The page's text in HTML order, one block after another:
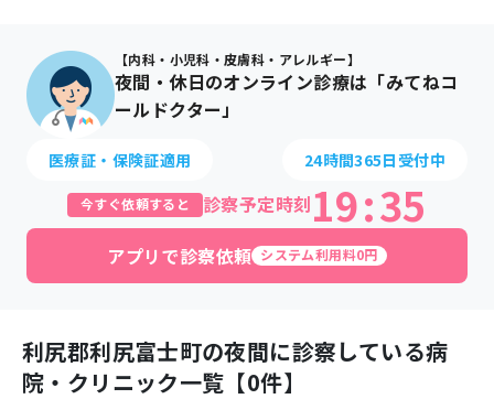
【内科・小児科・皮膚科・アレルギー】
夜間・休日のオンライン診療は「みてねコ
ールドクター」
医療証・保険証適用 24時間365日受付中
今すぐ依頼すると 診察予定時刻19:35
アプリで診察依頼 システム利用料0円
利尻郡利尻富士町の夜間に診察している病
院・クリニック一覧【0件】